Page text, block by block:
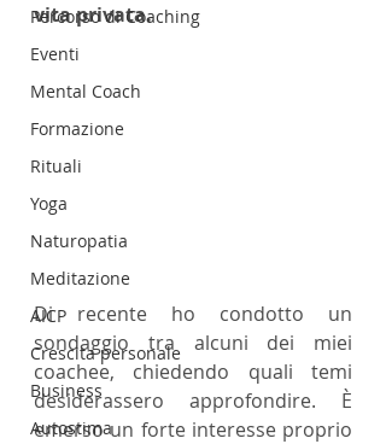
Percorso di Coaching
Eventi
Mental Coach
Formazione
Rituali
Yoga
Naturopatia
Meditazione
AICP
Crescita personale
Business
Autostima
vita privata.
Di recente ho condotto un
sondaggio tra alcuni dei miei
coachee, chiedendo quali temi
desiderassero approfondire. È
emerso un forte interesse proprio